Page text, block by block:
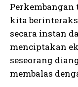
kita
secara instan
menciptakan
seseorang
membalas